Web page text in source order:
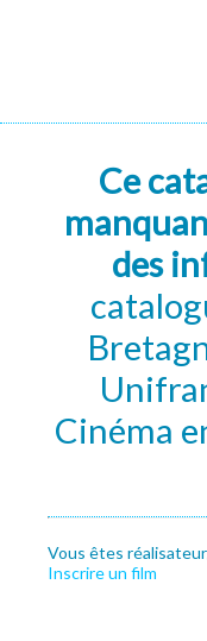
Ce
des
Cinéma
Vous êtes
Inscrire un film